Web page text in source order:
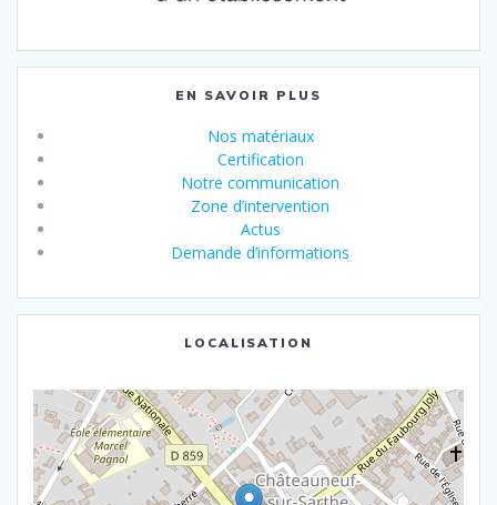
EN SAVOIR PLUS
Nos matériaux
Certification
Notre communication
Zone d’intervention
Actus
Demande d’informations
LOCALISATION